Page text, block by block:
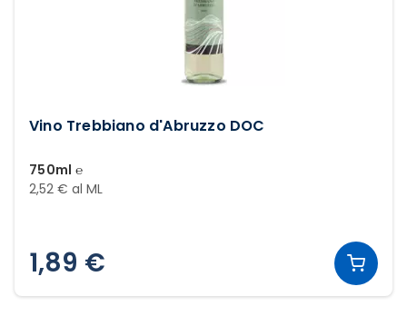
Vino Trebbiano d'Abruzzo DOC
750ml ℮
2,52 € al ML
1,89 €